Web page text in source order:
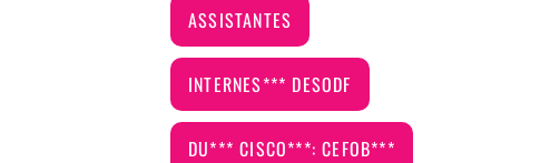
ASSISTANTES
INTERNES*** DESODF
DU*** CISCO***: CEFOB***